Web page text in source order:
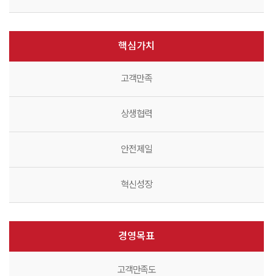
핵심가치
고객만족
상생협력
안전제일
혁신성장
경영목표
고객만족도